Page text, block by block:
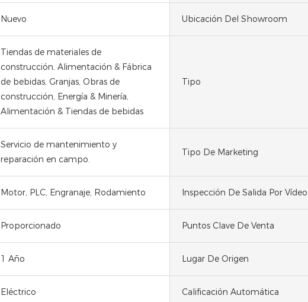
Nuevo Ubicación Del Showroom
Tiendas de materiales de
construcción, Alimentación & Fábrica
de bebidas, Granjas, Obras de
construcción, Energía & Minería,
Alimentación & Tiendas de bebidas
Tipo
Servicio de mantenimiento y
reparación en campo.
Tipo De Marketing
Motor, PLC, Engranaje, Rodamiento Inspección De Salida Por Vídeo
Proporcionado Puntos Clave De Venta
1 Año Lugar De Origen
Eléctrico Calificación Automática